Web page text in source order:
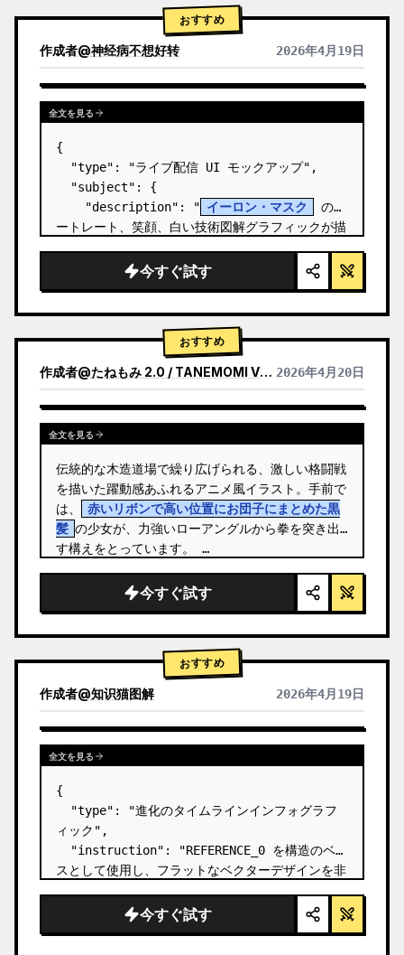
おすすめ
作成者@神经病不想好转 2026年4月19日
全文を見る
{
  "type": "ライブ配信 UI モックアップ",
  "subject": {
    "description": "
イーロン・マスク
のポ
ートレート、笑顔、白い技術図解グラフィックが描
    "background": "左側には '
SPACEX ' の
テキストが表示されたスクリー…
今すぐ試す
おすすめ
作成者@たねもみ 2.0 / TANEMOMI VER2.0 2026年4月20日
全文を見る
伝統的な木造道場で繰り広げられる、激しい格闘戦
を描いた躍動感あふれるアニメ風イラスト。手前で
は、
赤いリボンで高い位置にお団子にまとめた黒
髪 の少女が、力強いローアングルから拳を突き出
す構えをとっています。 …
今すぐ試す
おすすめ
作成者@知识猫图解 2026年4月19日
全文を見る
{
  "type": "進化のタイムラインインフォグラフ
ィック",
  "instruction": "REFERENCE_0 を構造のベー
スとして使用し、フラットなベクターデザインを非
てください。滑らかなスロープを個別の石の階段に
置き換え、すべての生物をフォトリアルな 3D モ
今すぐ試す